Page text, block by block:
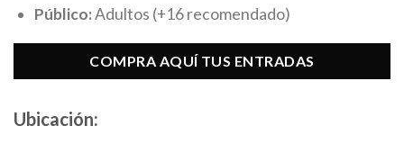
Público:Adultos (+16 recomendado)
COMPRA AQUÍ TUS ENTRADAS
Ubicación: